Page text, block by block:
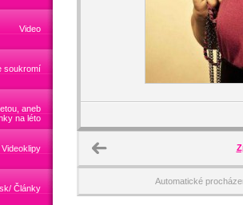
Video
soukromí
aneb
na léto
Videoklipy
Články
Automatické